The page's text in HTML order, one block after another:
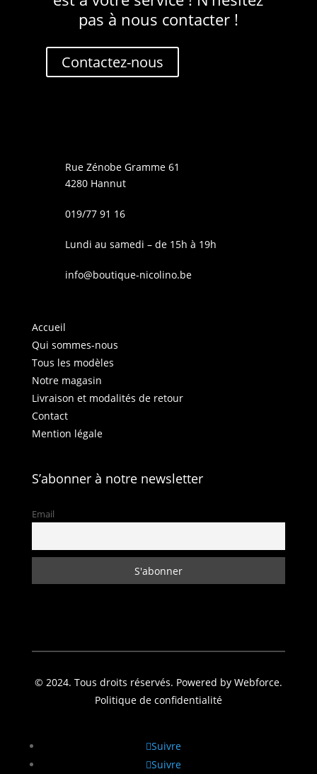
pas à nous contacter !
Contactez-nous
Rue Zénobe Gramme 61
4280 Hannut
019/77 91 16
Lundi au samedi – de 15h à 19h
info@boutique-nicolino.be
Accueil
Qui sommes-nous
Tous les modèles
Notre magasin
Livraison et modalités de retour
Contact
Mention légale
S’abonner à notre newsletter
Email
© 2024. Tous droits réservés. Powered by Webforce.
Politique de confidentialité
Suivre
Suivre